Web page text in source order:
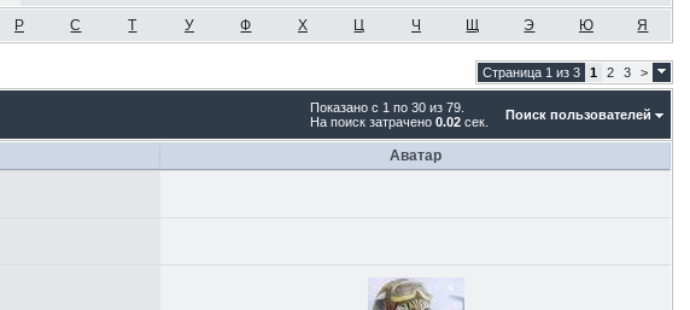
Р С Т У Ф Х Ц Ч Щ Э Ю Я
Страница 1 из 3 1 2 3 >
Показано с 1 по 30 из 79.
На поиск затрачено0.02 сек. Поиск пользователей
Аватар